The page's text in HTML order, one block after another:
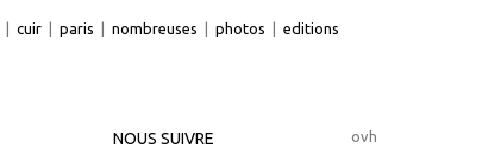
| cuir | paris | nombreuses | photos | editions
NOUS SUIVRE ovh